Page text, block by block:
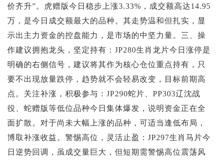
价齐升”。虎赠版今日稳步上涨3.33%，成交额高达14.95
万，是今日成交额最大的品种。其走势温和但扎实，显
示出主力资金的控盘能力，是市场的中坚力量。三、操
作建议拥抱龙头，坚定持有：JP280生肖龙片今日涨停是
明确的右侧信号，建议将其作为核心仓位重点持有，只
要不出现放量跌停，趋势就不会轻易改变，目标前期高
点。关注补涨，积极参与：JP290蛇片、PP303辽沈战
役、蛇赠版等低位品种今日集体爆发，说明资金正在全
面扩散。对于尚未大幅上涨的品种，可适当逢低布局，
博取补涨收益。警惕高位，灵活止盈：JP297生肖马片今
日逆势回调，虽成交量巨大，但短期需警惕高位震荡风